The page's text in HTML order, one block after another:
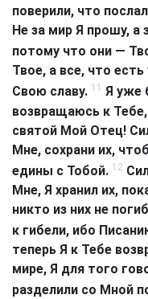
поверили, что
Не за мир Я прошу, а
потому что они —
Твое, а все, что
Свою славу. 11 Я уже
возвращаюсь к
святой Мой Отец!
Мне, сохрани их,
едины с Тобой. 12
Мне, Я хранил их,
никто из них не
к гибели, ибо
теперь Я к Тебе
мире, Я для того
разделили со Мной